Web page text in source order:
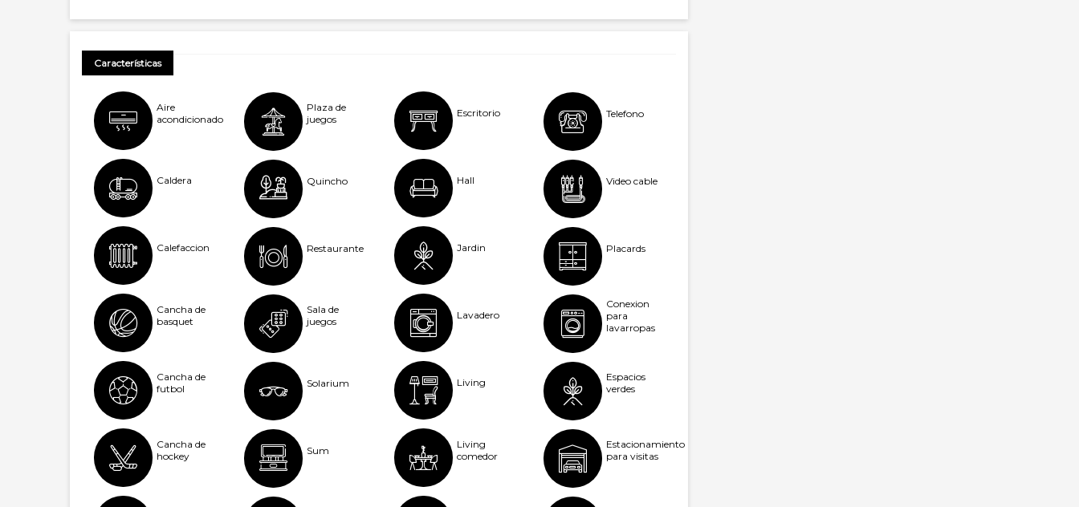
Características
Aire
acondicionado
Caldera
Calefaccion
Cancha de
basquet
Cancha de
futbol
Cancha de
hockey
Plaza de
juegos
Quincho
Restaurante
Sala de
juegos
Solarium
Sum
Escritorio
Hall
Jardin
Lavadero
Living
Living
comedor
Telefono
Video cable
Placards
Conexion
para
lavarropas
Espacios
verdes
Estacionamiento
para visitas